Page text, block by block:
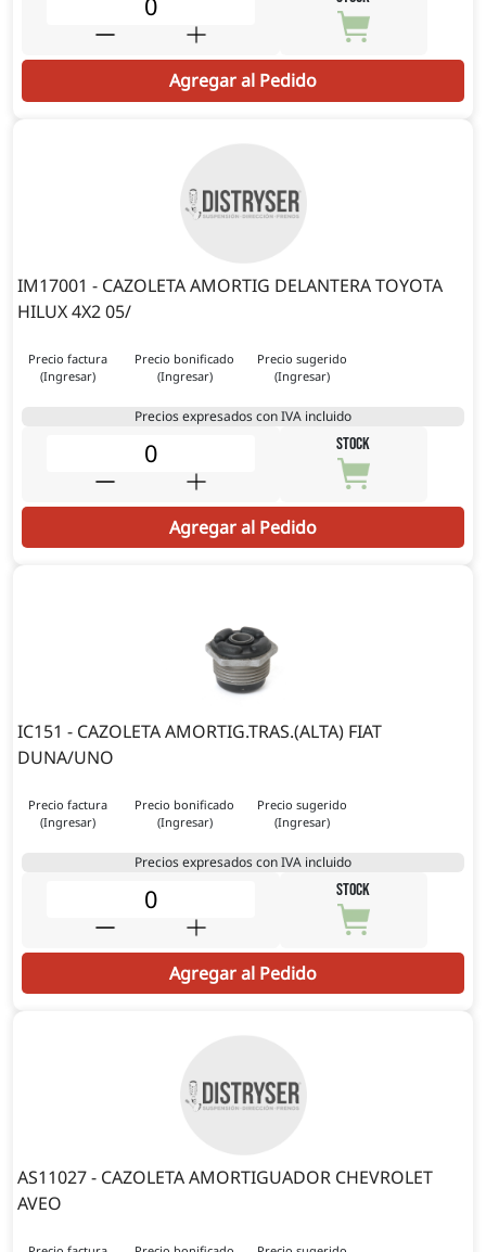
Agregar al Pedido
IM17001 - CAZOLETA AMORTIG DELANTERA TOYOTA
HILUX 4X2 05/
Precio factura
(Ingresar)
Precio bonificado
(Ingresar)
Precio sugerido
(Ingresar)
Precios expresados con IVA incluido
STOCK
Agregar al Pedido
IC151 - CAZOLETA AMORTIG.TRAS.(ALTA) FIAT
DUNA/UNO
Precio factura
(Ingresar)
Precio bonificado
(Ingresar)
Precio sugerido
(Ingresar)
Precios expresados con IVA incluido
STOCK
Agregar al Pedido
AS11027 - CAZOLETA AMORTIGUADOR CHEVROLET
AVEO